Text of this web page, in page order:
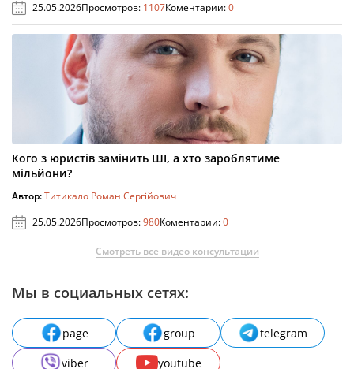
25.05.2026Просмотров: 1107Коментарии:0
Кого з юристів замінить ШІ, а хто зароблятиме
мільйони?
Автор:Титикало Роман Сергійович
25.05.2026Просмотров:980Коментарии:0
Смотреть все видео консультации
Мы в социальных сетях:
page group
telegram
viber
youtube